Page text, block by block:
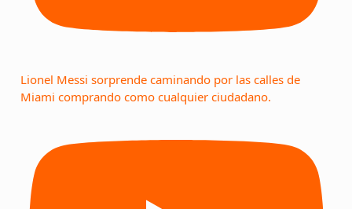
Lionel Messi sorprende caminando por las calles de
Miami comprando como cualquier ciudadano.